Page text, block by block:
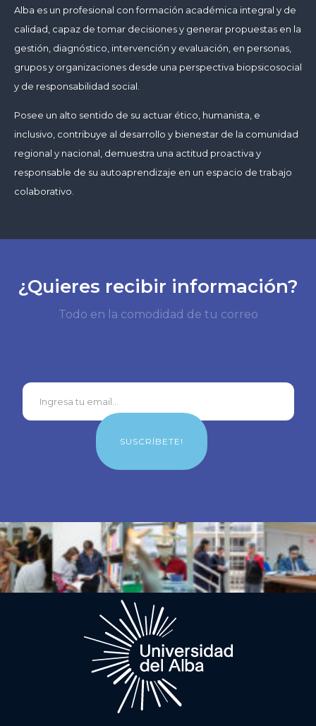
Alba es un profesional con formación académica integral y de
calidad, capaz de tomar decisiones y generar propuestas en la
gestión, diagnóstico, intervención y evaluación, en personas,
grupos y organizaciones desde una perspectiva biopsicosocial
y de responsabilidad social.
Posee un alto sentido de su actuar ético, humanista, e
inclusivo, contribuye al desarrollo y bienestar de la comunidad
regional y nacional, demuestra una actitud proactiva y
responsable de su autoaprendizaje en un espacio de trabajo
colaborativo.
¿Quieres recibir información?
Todo en la comodidad de tu correo